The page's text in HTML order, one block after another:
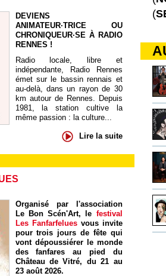
DEVIENS
ANIMATEUR·TRICE OU
CHRONIQUEUR·SE À RADIO
RENNES !
Radio locale, libre et
indépendante, Radio Rennes
émet sur le bassin rennais et
au-delà, dans un rayon de 30
km autour de Rennes. Depuis
1981, la station cultive la
même passion : la culture...
Lire la suite
Organisé par l'association
Le Bon Scén'Art, le festival
Les Fanfarfelues vous invite
pour trois jours de fête qui
vont dépoussiérer le monde
des fanfares au pied du
Château de Vitré, du 21 au
23 août 2026.
(